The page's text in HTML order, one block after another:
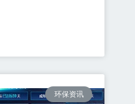
环保资讯